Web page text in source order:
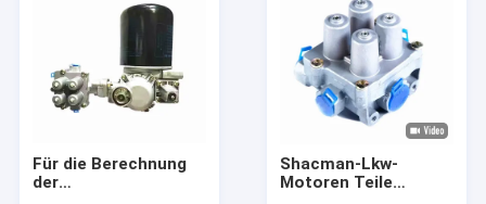
Für die Berechnung
der
Shacman-Lkw-
Motoren Teile